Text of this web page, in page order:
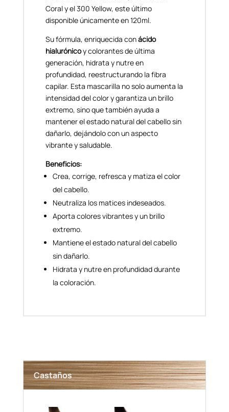
Coral y el 300 Yellow, este último
disponible únicamente en 120ml.
Su fórmula, enriquecida conácido
hialurónicoy colorantes de última
generación, hidrata y nutre en
profundidad, reestructurando la fibra
capilar. Esta mascarilla no solo aumenta la
intensidad del color y garantiza un brillo
extremo, sino que también ayuda a
mantener el estado natural del cabello sin
dañarlo, dejándolo con un aspecto
vibrante y saludable.
Beneficios:
Crea, corrige, refresca y matiza el color
del cabello.
Neutraliza los matices indeseados.
Aporta colores vibrantes y un brillo
extremo.
Mantiene el estado natural del cabello
sin dañarlo.
Hidrata y nutre en profundidad durante
la coloración.
Castaños